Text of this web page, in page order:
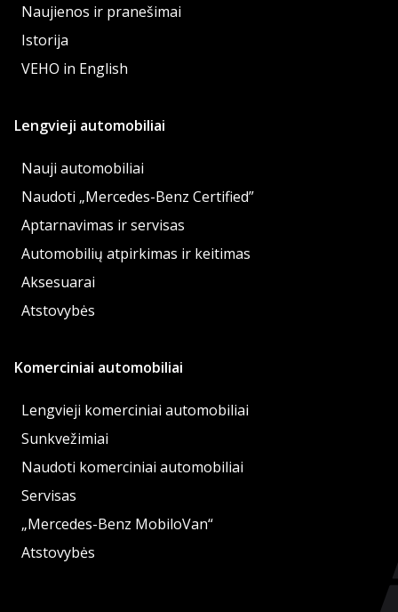
Naujienos ir pranešimai
Istorija
VEHO in English
Lengvieji automobiliai
Nauji automobiliai
Naudoti „Mercedes-Benz Certified”
Aptarnavimas ir servisas
Automobilių atpirkimas ir keitimas
Aksesuarai
Atstovybės
Komerciniai automobiliai
Lengvieji komerciniai automobiliai
Sunkvežimiai
Naudoti komerciniai automobiliai
Servisas
„Mercedes-Benz MobiloVan“
Atstovybės